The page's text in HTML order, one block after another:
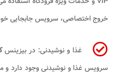
خروج اختصاصی، سرویس جابجایی
غذا و نوشیدنی: در بیزینس
سرویس غذا و نوشیدنی وجود دارد و